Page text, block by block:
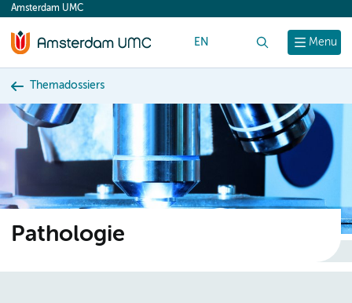
content
Menu
Amsterdam UMC
EN
Themadossiers
Pathologie